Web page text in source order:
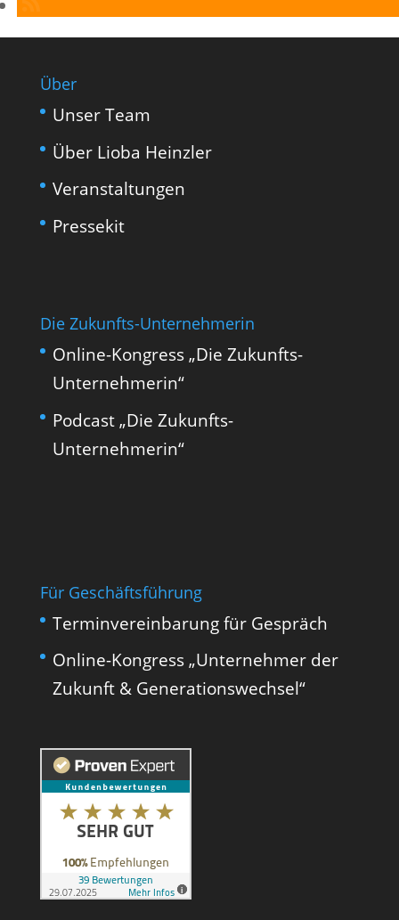
Über
Unser Team
Über Lioba Heinzler
Veranstaltungen
Pressekit
Die Zukunfts-Unternehmerin
Online-Kongress „Die Zukunfts-
Unternehmerin“
Podcast „Die Zukunfts-
Unternehmerin“
Für Geschäftsführung
Terminvereinbarung für Gespräch
Online-Kongress „Unternehmer der
Zukunft & Generationswechsel“